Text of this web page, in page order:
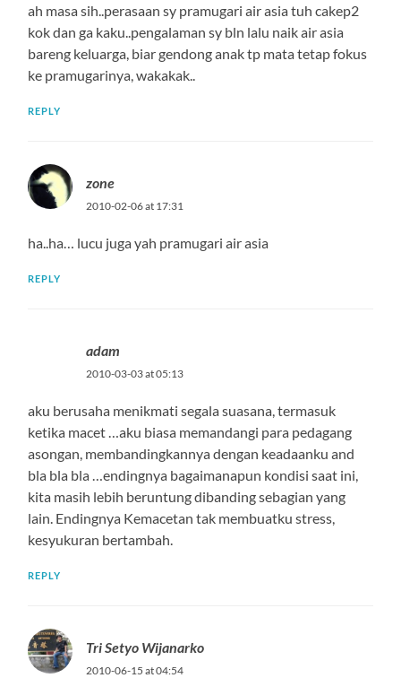
ah masa sih..perasaan sy pramugari air asia tuh cakep2
kok dan ga kaku..pengalaman sy bln lalu naik air asia
bareng keluarga, biar gendong anak tp mata tetap fokus
ke pramugarinya, wakakak..
REPLY
zone
2010-02-06 at 17:31
ha..ha… lucu juga yah pramugari air asia
REPLY
adam
2010-03-03 at 05:13
aku berusaha menikmati segala suasana, termasuk
ketika macet …aku biasa memandangi para pedagang
asongan, membandingkannya dengan keadaanku and
bla bla bla …endingnya bagaimanapun kondisi saat ini,
kita masih lebih beruntung dibanding sebagian yang
lain. Endingnya Kemacetan tak membuatku stress,
kesyukuran bertambah.
REPLY
Tri Setyo Wijanarko
2010-06-15 at 04:54